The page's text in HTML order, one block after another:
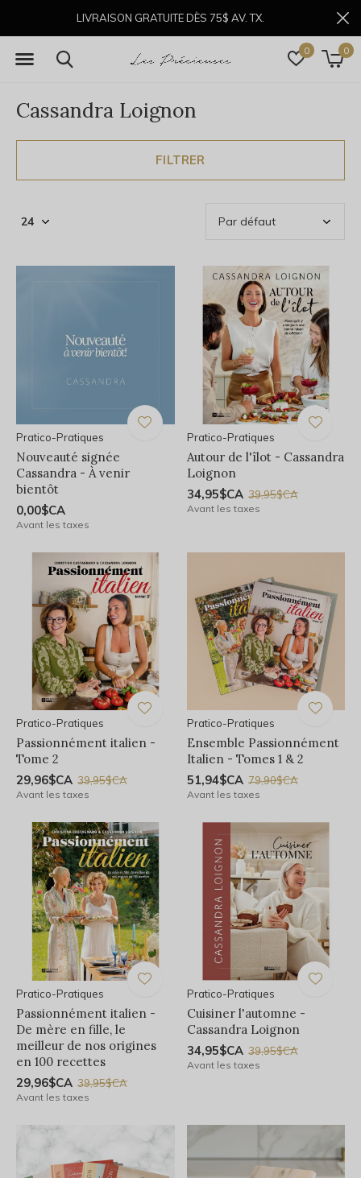
0 0
LIVRAISON GRATUITE DÈS 75$ AV. TX.
Cassandra Loignon
FILTRER
Pratico-Pratiques
Nouveauté signée
Cassandra - À venir
bientôt
0,00$CA
Avant les taxes
Pratico-Pratiques
Autour de l'îlot - Cassandra
Loignon
34,95$CA 39,95$CA
Avant les taxes
Pratico-Pratiques
Passionnément italien -
Tome 2
29,96$CA 39,95$CA
Avant les taxes
Pratico-Pratiques
Ensemble Passionnément
Italien - Tomes 1 & 2
51,94$CA 79,90$CA
Avant les taxes
Pratico-Pratiques
Passionnément italien -
De mère en fille, le
meilleur de nos origines
en 100 recettes
29,96$CA 39,95$CA
Avant les taxes
Pratico-Pratiques
Cuisiner l'automne -
Cassandra Loignon
34,95$CA 39,95$CA
Avant les taxes